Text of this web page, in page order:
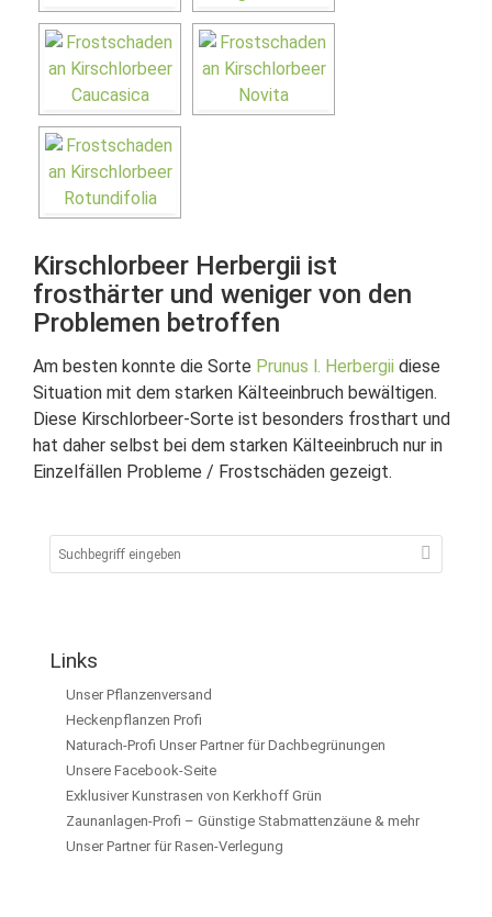
Kirschlorbeer Herbergii ist
frosthärter und weniger von den
Problemen betroffen
Am besten konnte die Sorte Prunus l. Herbergii diese
Situation mit dem starken Kälteeinbruch bewältigen.
Diese Kirschlorbeer-Sorte ist besonders frosthart und
hat daher selbst bei dem starken Kälteeinbruch nur in
Einzelfällen Probleme / Frostschäden gezeigt.
Links
Unser Pflanzenversand
Heckenpflanzen Profi
Naturach-Profi Unser Partner für Dachbegrünungen
Unsere Facebook-Seite
Exklusiver Kunstrasen von Kerkhoff Grün
Zaunanlagen-Profi – Günstige Stabmattenzäune & mehr
Unser Partner für Rasen-Verlegung